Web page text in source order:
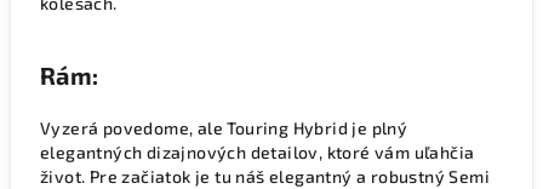
Rám:
Vyzerá povedome, ale Touring Hybrid je plný
elegantných dizajnových detailov, ktoré vám uľahčia
život. Pre začiatok je tu náš elegantný a robustný Semi